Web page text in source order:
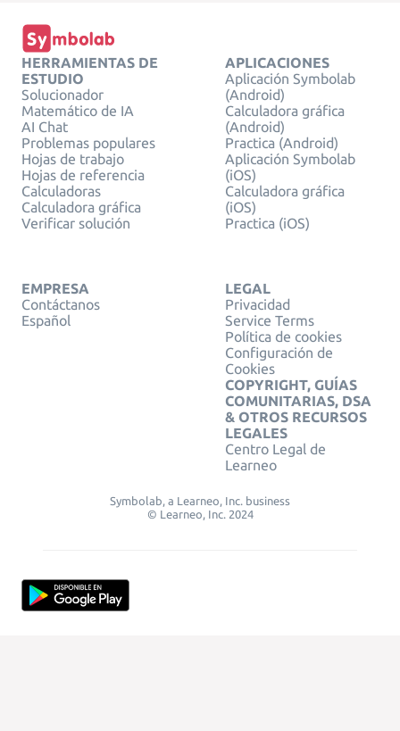
HERRAMIENTAS DE
ESTUDIO
Solucionador
Matemático de IA
AI Chat
Problemas populares
Hojas de trabajo
Hojas de referencia
Calculadoras
Calculadora gráfica
Verificar solución
APLICACIONES
Aplicación Symbolab
(Android)
Calculadora gráfica
(Android)
Practica (Android)
Aplicación Symbolab
(iOS)
Calculadora gráfica
(iOS)
Practica (iOS)
EMPRESA
Contáctanos
Español
LEGAL
Privacidad
Service Terms
Política de cookies
Configuración de
Cookies
COPYRIGHT, GUÍAS
COMUNITARIAS, DSA
& OTROS RECURSOS
LEGALES
Centro Legal de
Learneo
Symbolab, a Learneo, Inc. business
© Learneo, Inc. 2024